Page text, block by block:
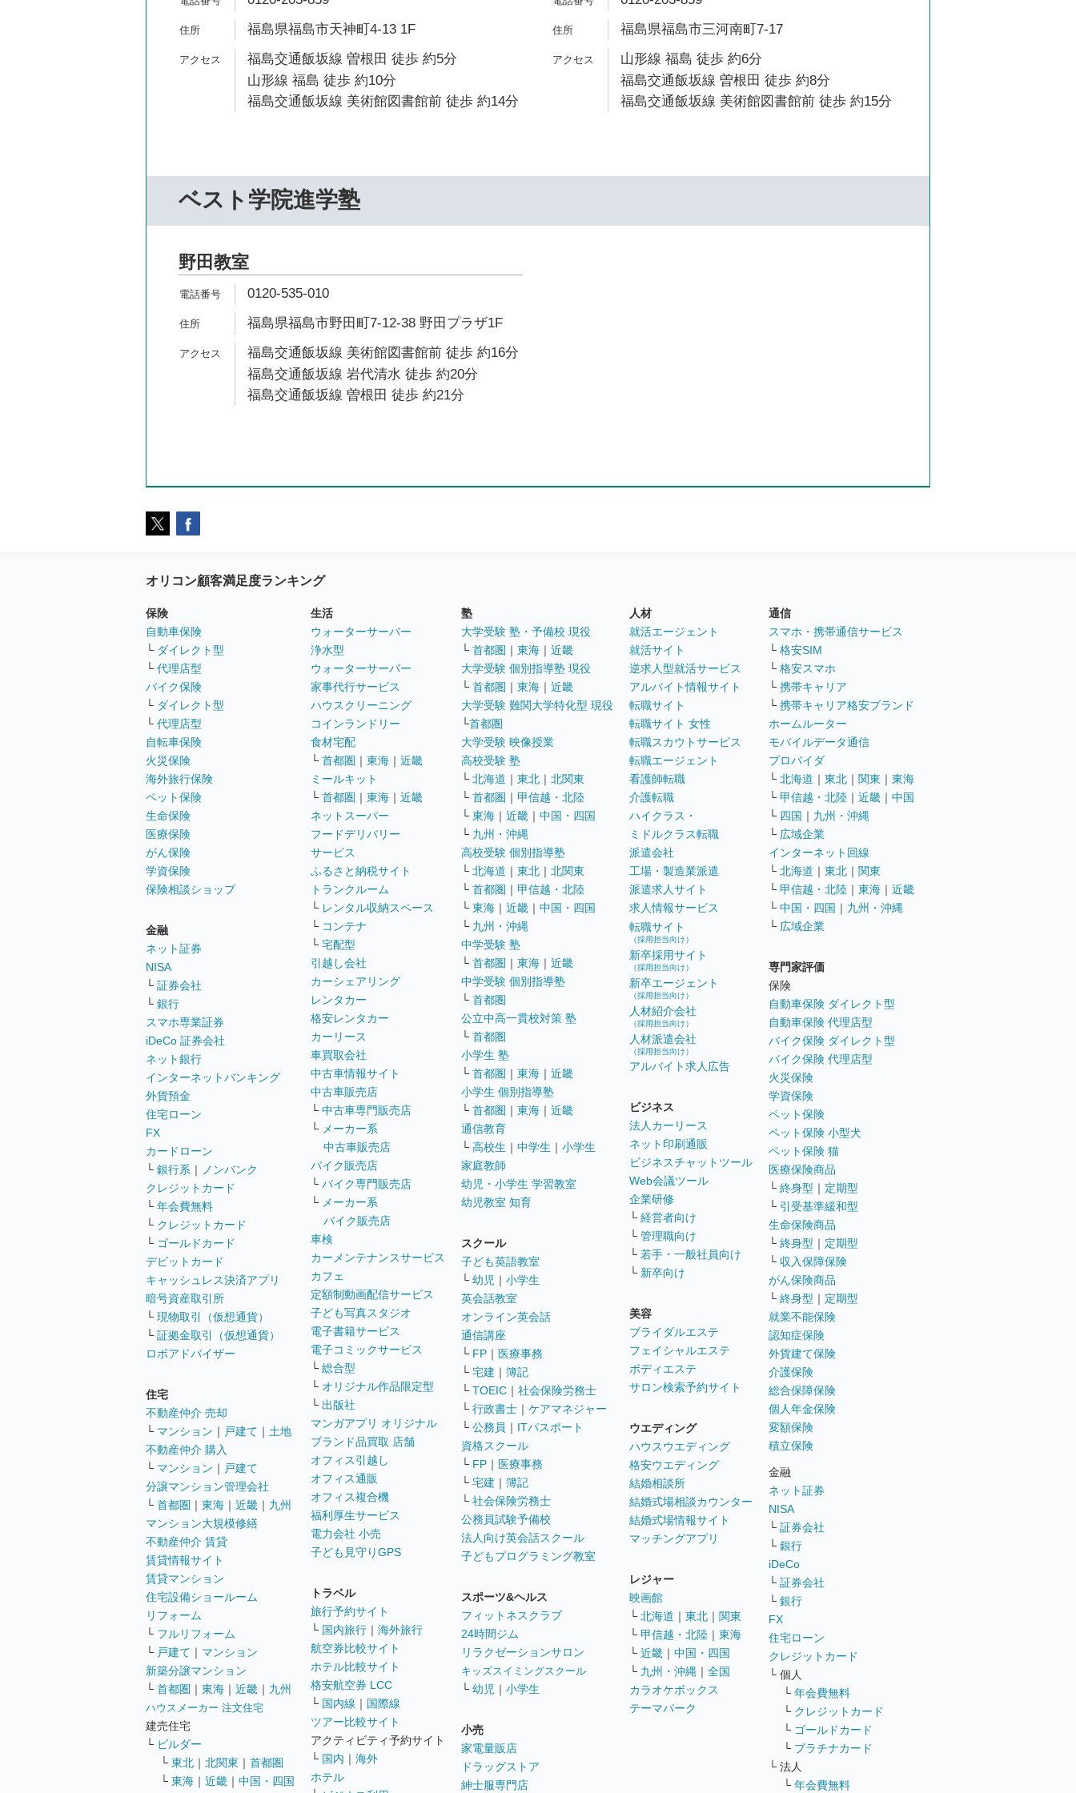
福島県福島市天神町4-13 1F
福島交通飯坂線 曽根田 徒歩 約5分
山形線 福島 徒歩 約10分
福島交通飯坂線 美術館図書館前 徒歩 約14分
福島県福島市三河南町7-17
山形線 福島 徒歩 約6分
福島交通飯坂線 曽根田 徒歩 約8分
福島交通飯坂線 美術館図書館前 徒歩 約15分
ベスト学院進学塾
野田教室
0120-535-010
福島県福島市野田町7-12-38 野田プラザ1F
福島交通飯坂線 美術館図書館前 徒歩 約16分
福島交通飯坂線 岩代清水 徒歩 約20分
福島交通飯坂線 曽根田 徒歩 約21分
オリコン顧客満足度ランキング
保険
自動車保険
└ ダイレクト型
└ 代理店型
バイク保険
└ ダイレクト型
└ 代理店型
自転車保険
火災保険
海外旅行保険
ペット保険
生命保険
医療保険
がん保険
学資保険
保険相談ショップ
金融
ネット証券
NISA
└ 証券会社
└ 銀行
スマホ専業証券
iDeCo 証券会社
ネット銀行
インターネットバンキング
外貨預金
住宅ローン
FX
カードローン
└ 銀行系 ｜
ノンバンク
クレジットカード
└ 年会費無料
└ クレジットカード
└ ゴールドカード
デビットカード
キャッシュレス決済アプリ
暗号資産取引所
└ 現物取引（仮想通貨）
└ 証拠金取引（仮想通貨）
ロボアドバイザー
住宅
不動産仲介 売却
└ マンション ｜ 戸建て ｜ 土地
不動産仲介 購入
└ マンション ｜ 戸建て
分譲マンション管理会社
└ 首都圏 ｜ 東海 ｜ 近畿 ｜ 九州
マンション大規模修繕
不動産仲介 賃貸
賃貸情報サイト
賃貸マンション
住宅設備ショールーム
リフォーム
└ フルリフォーム
└ 戸建て ｜ マンション
新築分譲マンション
└ 首都圏 ｜ 東海 ｜ 近畿 ｜ 九州
ハウスメーカー 注文住宅
建売住宅
└ ビルダー
└ 東北 ｜ 北関東 ｜ 首都圏
└ 東海 ｜ 近畿 ｜ 中国・四国
生活
ウォーターサーバー
浄水型
ウォーターサーバー
家事代行サービス
ハウスクリーニング
コインランドリー
食材宅配
└ 首都圏 ｜ 東海 ｜ 近畿
ミールキット
└ 首都圏 ｜ 東海 ｜ 近畿
ネットスーパー
フードデリバリー
サービス
ふるさと納税サイト
トランクルーム
└ レンタル収納スペース
└ コンテナ
└ 宅配型
引越し会社
カーシェアリング
レンタカー
格安レンタカー
カーリース
車買取会社
中古車情報サイト
中古車販売店
└ 中古車専門販売店
└ メーカー系
中古車販売店
バイク販売店
└ バイク専門販売店
└ メーカー系
バイク販売店
車検
カーメンテナンスサービス
カフェ
定額制動画配信サービス
子ども写真スタジオ
電子書籍サービス
電子コミックサービス
└ 総合型
└ オリジナル作品限定型
└ 出版社
マンガアプリ オリジナル
ブランド品買取 店舗
オフィス引越し
オフィス通販
オフィス複合機
福利厚生サービス
電力会社 小売
子ども見守りGPS
トラベル
旅行予約サイト
└ 国内旅行 ｜ 海外旅行
航空券比較サイト
ホテル比較サイト
格安航空券 LCC
└ 国内線 ｜ 国際線
ツアー比較サイト
アクティビティ予約サイト
└ 国内 ｜ 海外
ホテル
塾
大学受験 塾・予備校 現役
└ 首都圏 ｜ 東海 ｜ 近畿
大学受験 個別指導塾 現役
└ 首都圏 ｜ 東海 ｜ 近畿
大学受験 難関大学特化型 現役
└首都圏
大学受験 映像授業
高校受験 塾
└ 北海道 ｜ 東北 ｜ 北関東
└ 首都圏 ｜ 甲信越・北陸
└ 東海 ｜ 近畿 ｜ 中国・四国
└ 九州・沖縄
高校受験 個別指導塾
└ 北海道 ｜ 東北 ｜ 北関東
└ 首都圏 ｜ 甲信越・北陸
└ 東海 ｜ 近畿 ｜ 中国・四国
└ 九州・沖縄
中学受験 塾
└ 首都圏 ｜ 東海 ｜ 近畿
中学受験 個別指導塾
└ 首都圏
公立中高一貫校対策 塾
└ 首都圏
小学生 塾
└ 首都圏 ｜ 東海 ｜ 近畿
小学生 個別指導塾
└ 首都圏 ｜ 東海 ｜ 近畿
通信教育
└ 高校生 ｜ 中学生 ｜ 小学生
家庭教師
幼児・小学生 学習教室
幼児教室 知育
スクール
子ども英語教室
└ 幼児 ｜ 小学生
英会話教室
オンライン英会話
通信講座
└ FP ｜ 医療事務
└ 宅建 ｜ 簿記
└ TOEIC ｜ 社会保険労務士
└ 行政書士 ｜ ケアマネジャー
└ 公務員 ｜ ITパスポート
資格スクール
└ FP ｜ 医療事務
└ 宅建 ｜ 簿記
└ 社会保険労務士
公務員試験予備校
法人向け英会話スクール
子どもプログラミング教室
スポーツ&ヘルス
フィットネスクラブ
24時間ジム
リラクゼーションサロン
キッズスイミングスクール
└ 幼児 ｜ 小学生
小売
家電量販店
ドラッグストア
紳士服専門店
人材
就活エージェント
就活サイト
逆求人型就活サービス
アルバイト情報サイト
転職サイト
転職サイト 女性
転職スカウトサービス
転職エージェント
看護師転職
介護転職
ハイクラス・
ミドルクラス転職
派遣会社
工場・製造業派遣
派遣求人サイト
求人情報サービス
転職サイト
（採用担当向け）
新卒採用サイト
（採用担当向け）
新卒エージェント
（採用担当向け）
人材紹介会社
（採用担当向け）
人材派遣会社
（採用担当向け）
アルバイト求人広告
ビジネス
法人カーリース
ネット印刷通販
ビジネスチャットツール
Web会議ツール
企業研修
└ 経営者向け
└ 管理職向け
└ 若手・一般社員向け
└ 新卒向け
美容
ブライダルエステ
フェイシャルエステ
ボディエステ
サロン検索予約サイト
ウエディング
ハウスウエディング
格安ウエディング
結婚相談所
結婚式場相談カウンター
結婚式場情報サイト
マッチングアプリ
レジャー
映画館
└ 北海道 ｜ 東北 ｜ 関東
└ 甲信越・北陸 ｜ 東海
└ 近畿 ｜ 中国・四国
└ 九州・沖縄 ｜ 全国
カラオケボックス
テーマパーク
通信
スマホ・携帯通信サービス
└ 格安SIM
└ 格安スマホ
└ 携帯キャリア
└ 携帯キャリア格安ブランド
ホームルーター
モバイルデータ通信
プロバイダ
└ 北海道 ｜ 東北 ｜ 関東 ｜ 東海
└ 甲信越・北陸 ｜ 近畿 ｜ 中国
└ 四国 ｜ 九州・沖縄
└ 広域企業
インターネット回線
└ 北海道 ｜ 東北 ｜ 関東
└ 甲信越・北陸 ｜ 東海 ｜ 近畿
└ 中国・四国 ｜ 九州・沖縄
└ 広域企業
専門家評価
保険
自動車保険 ダイレクト型
自動車保険 代理店型
バイク保険 ダイレクト型
バイク保険 代理店型
火災保険
学資保険
ペット保険
ペット保険 小型犬
ペット保険 猫
医療保険商品
└ 終身型 ｜ 定期型
└ 引受基準緩和型
生命保険商品
└ 終身型 ｜ 定期型
└ 収入保障保険
がん保険商品
└ 終身型 ｜ 定期型
就業不能保険
認知症保険
外貨建て保険
介護保険
総合保障保険
個人年金保険
変額保険
積立保険
金融
ネット証券
NISA
└ 証券会社
└ 銀行
iDeCo
└ 証券会社
└ 銀行
FX
住宅ローン
クレジットカード
└ 個人
└ 年会費無料
└ クレジットカード
└ ゴールドカード
└ プラチナカード
└ 法人
└ 年会費無料